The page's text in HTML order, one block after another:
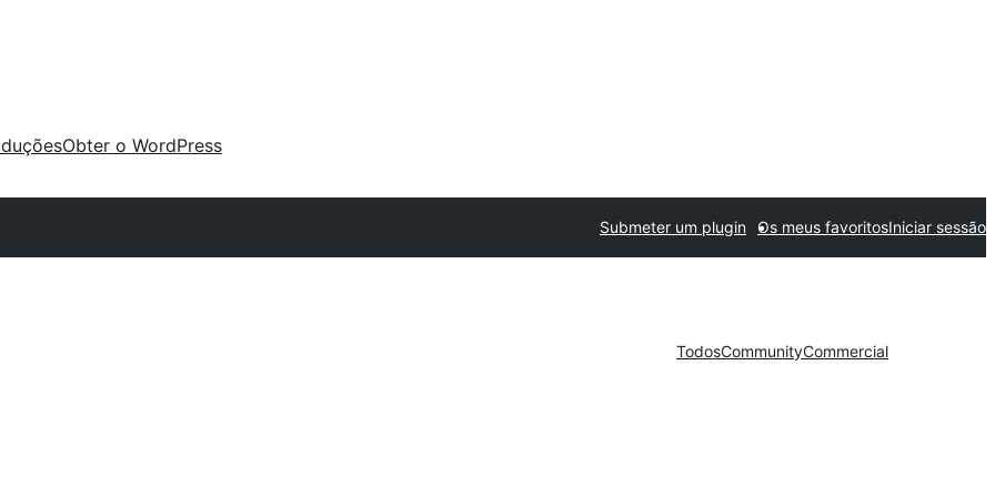
Obter o WordPress
Submeter um plugin Os meus favoritosIniciar sessão
TodosCommunityCommercial